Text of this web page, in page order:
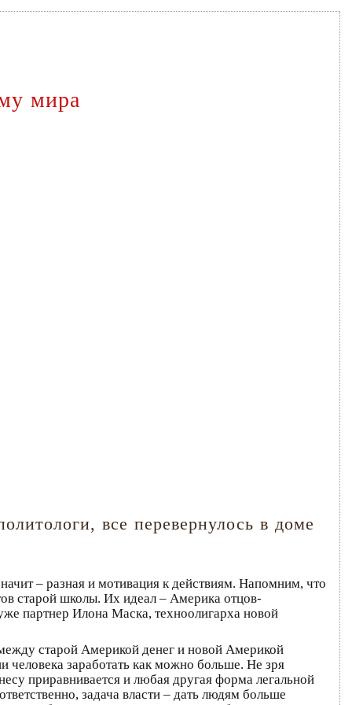
мира
все перевернулось в доме
– разная и мотивация к действиям. Напомним, что
старой школы. Их идеал – Америка отцов-
партнер Илона Маска, техноолигарха новой
старой Америкой денег и новой Америкой
человека заработать как можно больше. Не зря
приравнивается и любая другая форма легальной
задача власти – дать людям больше